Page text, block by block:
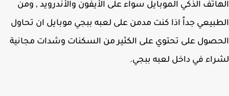
الذكي الموبايل سواء على الأيفون والأندرويد , ومن
جداً اذا كنت مدمن على لعبه ببجي موبايل ان تحاول
على تحتوي على الكثير من السكنات وشدات مجانية
في داخل لعبه ببجي.